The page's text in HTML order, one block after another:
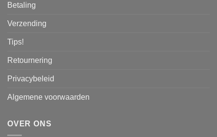
Betaling
Verzending
Tips!
Retournering
Privacybeleid
Algemene voorwaarden
OVER ONS